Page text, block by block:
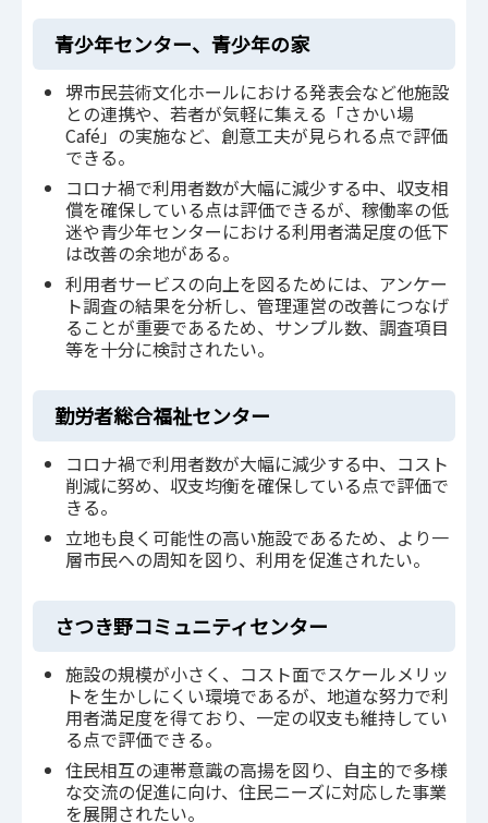
青少年センター、青少年の家
堺市民芸術文化ホールにおける発表会など他施設
との連携や、若者が気軽に集える「さかい場
Café」の実施など、創意工夫が見られる点で評価
できる。
コロナ禍で利用者数が大幅に減少する中、収支相
償を確保している点は評価できるが、稼働率の低
迷や青少年センターにおける利用者満足度の低下
は改善の余地がある。
利用者サービスの向上を図るためには、アンケー
ト調査の結果を分析し、管理運営の改善につなげ
ることが重要であるため、サンプル数、調査項目
等を十分に検討されたい。
勤労者総合福祉センター
コロナ禍で利用者数が大幅に減少する中、コスト
削減に努め、収支均衡を確保している点で評価で
きる。
立地も良く可能性の高い施設であるため、より一
層市民への周知を図り、利用を促進されたい。
さつき野コミュニティセンター
施設の規模が小さく、コスト面でスケールメリッ
トを生かしにくい環境であるが、地道な努力で利
用者満足度を得ており、一定の収支も維持してい
る点で評価できる。
住民相互の連帯意識の高揚を図り、自主的で多様
な交流の促進に向け、住民ニーズに対応した事業
を展開されたい。